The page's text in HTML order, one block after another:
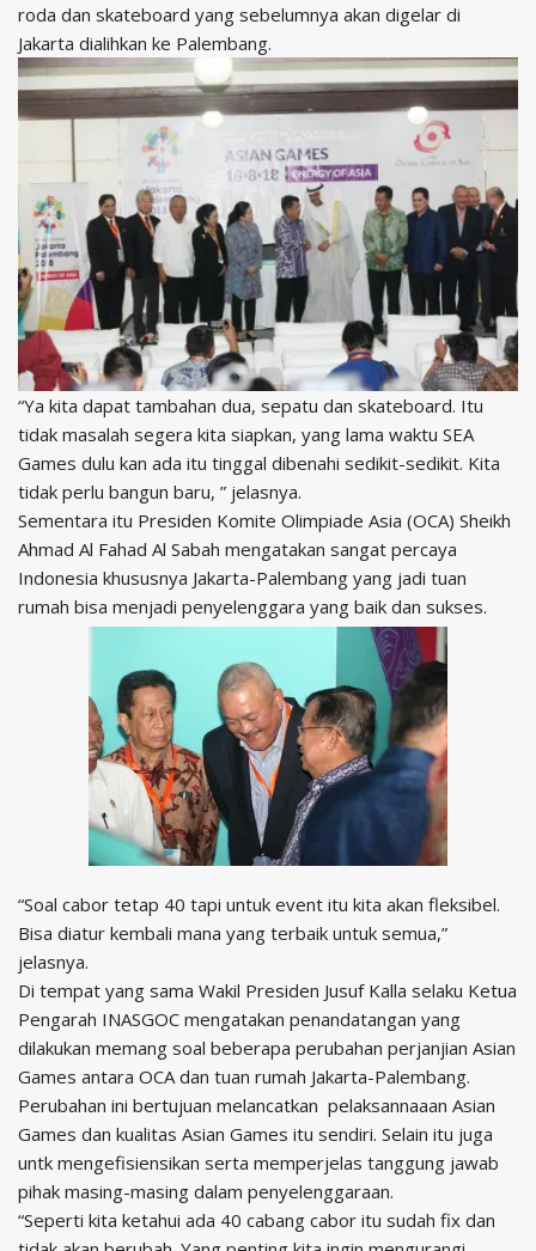
roda dan skateboard yang sebelumnya akan digelar di
Jakarta dialihkan ke Palembang.
“Ya kita dapat tambahan dua, sepatu dan skateboard. Itu
tidak masalah segera kita siapkan, yang lama waktu SEA
Games dulu kan ada itu tinggal dibenahi sedikit-sedikit. Kita
tidak perlu bangun baru, ” jelasnya.
Sementara itu Presiden Komite Olimpiade Asia (OCA) Sheikh
Ahmad Al Fahad Al Sabah mengatakan sangat percaya
Indonesia khususnya Jakarta-Palembang yang jadi tuan
rumah bisa menjadi penyelenggara yang baik dan sukses.
“Soal cabor tetap 40 tapi untuk event itu kita akan fleksibel.
Bisa diatur kembali mana yang terbaik untuk semua,”
jelasnya.
Di tempat yang sama Wakil Presiden Jusuf Kalla selaku Ketua
Pengarah INASGOC mengatakan penandatangan yang
dilakukan memang soal beberapa perubahan perjanjian Asian
Games antara OCA dan tuan rumah Jakarta-Palembang.
Perubahan ini bertujuan melancatkan pelaksannaaan Asian
Games dan kualitas Asian Games itu sendiri. Selain itu juga
untk mengefisiensikan serta memperjelas tanggung jawab
pihak masing-masing dalam penyelenggaraan.
“Seperti kita ketahui ada 40 cabang cabor itu sudah fix dan